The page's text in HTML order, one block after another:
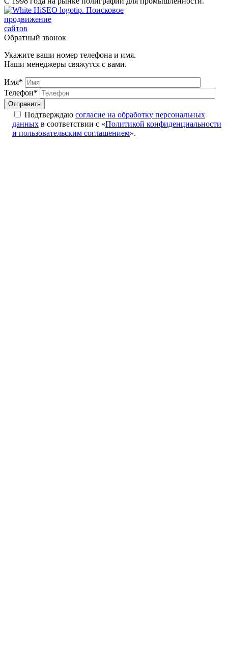
Поисковое
продвижение
сайтов
Обратный звонок
Укажите ваши номер телефона и имя.
Наши менеджеры свяжутся с вами.
Имя*
Телефон*
Подтверждаю согласие на обработку персональных
данных в соответствии с «Политикой конфиденциальности
и пользовательским соглашением».